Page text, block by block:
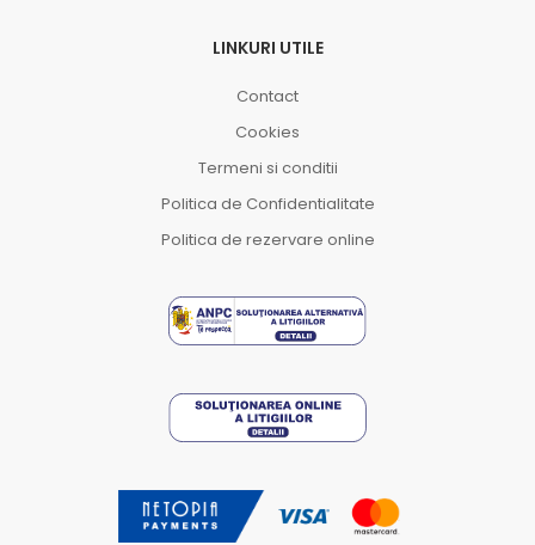
LINKURI UTILE
Contact
Cookies
Termeni si conditii
Politica de Confidentialitate
Politica de rezervare online